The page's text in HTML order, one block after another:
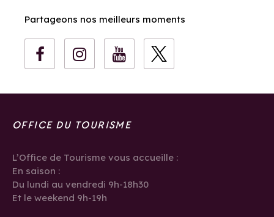
Partageons nos meilleurs moments
OFFICE DU TOURISME
L’Office de Tourisme vous accueille :
En saison :
Du lundi au vendredi 9h-18h30
Et le weekend 9h-19h